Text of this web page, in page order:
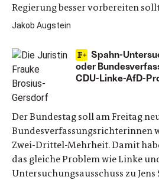
Regierung besser vorbereiten
Jakob Augstein
Spahn-
oder
CDU-Linke-AfD-
Der Bundestag soll am Freitag
Bundesverfassungsrichterinnen
Zwei-Drittel-Mehrheit. Damit
das gleiche Problem wie Linke
Untersuchungsausschuss zu